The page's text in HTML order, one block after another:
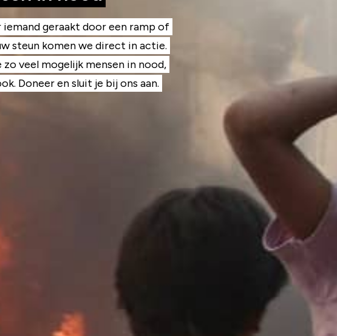
iemand geraakt door een ramp of
steun komen we direct in actie.
zo veel mogelijk mensen in nood,
Doneer en sluit je bij ons aan.